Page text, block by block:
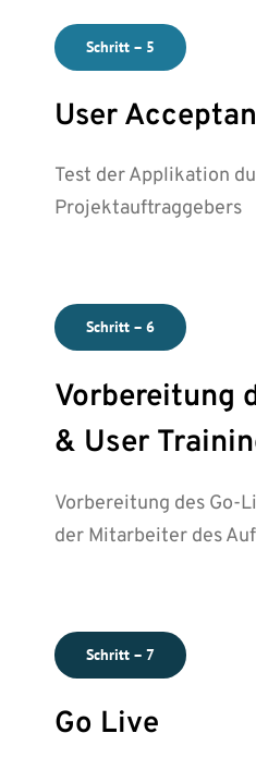
Schritt – 5
User
Test der Applikation
Projektauftraggebers
Schritt – 6
Vorbereitung
& User
Vorbereitung des Go-
der Mitarbeiter des
Schritt – 7
Go Live